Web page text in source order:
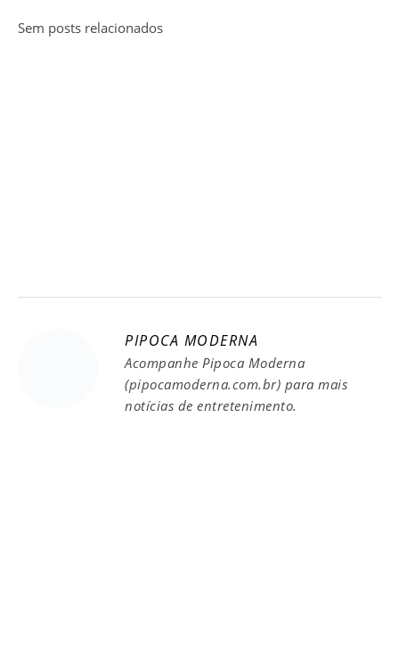
Sem posts relacionados
PIPOCA MODERNA
Acompanhe Pipoca Moderna
(pipocamoderna.com.br) para mais
notícias de entretenimento.